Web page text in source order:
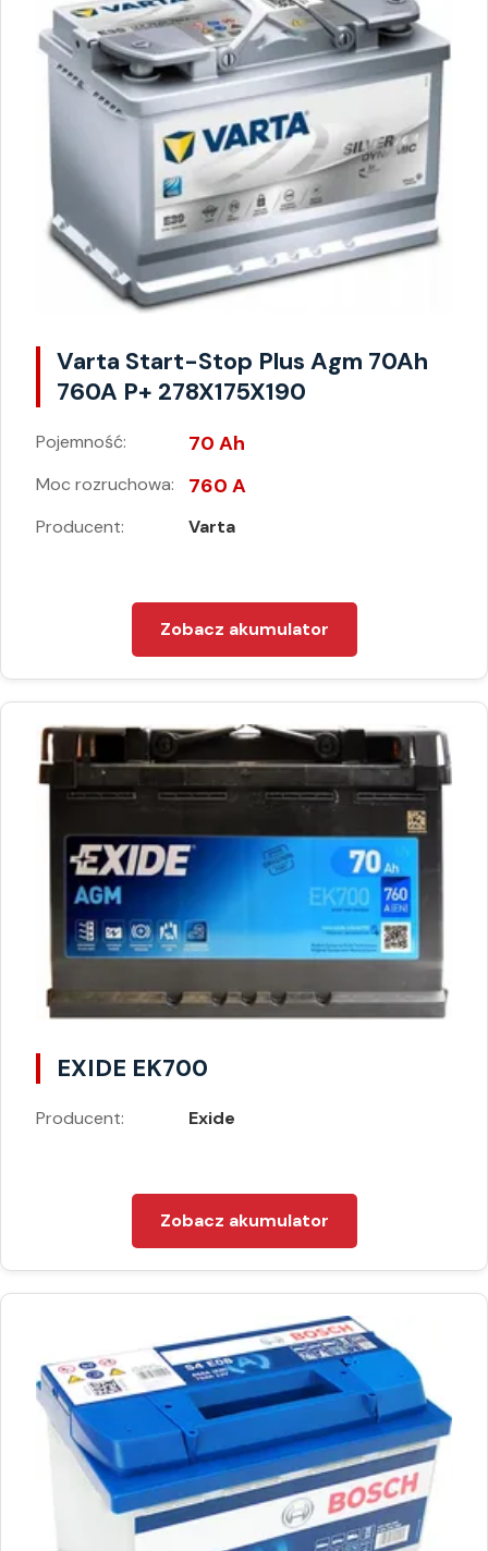
Varta Start-Stop Plus Agm 70Ah
760A P+ 278X175X190
Pojemność: 70 Ah
Moc rozruchowa: 760 A
Producent: Varta
Zobacz akumulator
EXIDE EK700
Producent: Exide
Zobacz akumulator